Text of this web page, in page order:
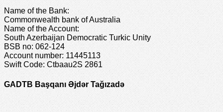
Name of the Bank:
Commonwealth bank of Australia
Name of the Account:
South Azerbaijan Democratic Turkic Unity
BSB no: 062-124
Account number: 11445113
Swift Code: Ctbaau2S 2861
GADTB Başqanı Əjdər Tağızadə